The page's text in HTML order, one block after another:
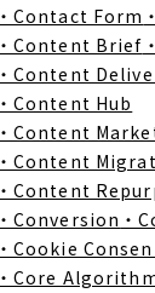
・Contact Form
・Content Brief
・Content
・Content Hub
・Content
・Content
・Content
・Conversion ・
・Cookie
・Core